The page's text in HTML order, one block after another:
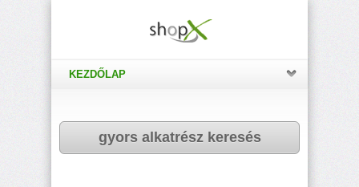
KEZDŐLAP
gyors alkatrész keresés